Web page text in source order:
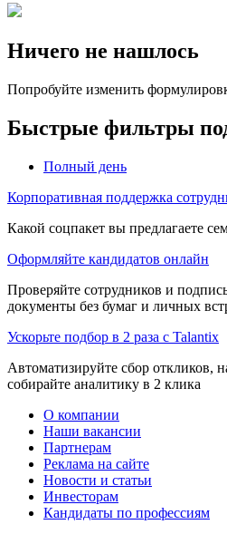
Ничего не нашлось
Попробуйте изменить
Быстрые фильтры
Полный день
Корпоративная поддержка
Какой соцпакет вы предлагаете
Оформляйте кандидатов онлайн
Проверяйте сотрудников и
документы без бумаг и личных
Ускорьте подбор в 2 раза с Talantix
Автоматизируйте сбор откликов,
собирайте аналитику в 2 клика
О компании
Наши вакансии
Партнерам
Реклама на сайте
Новости и статьи
Инвесторам
Кандидаты по профессиям